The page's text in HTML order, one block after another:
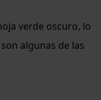
verde oscuro, lo
algunas de las